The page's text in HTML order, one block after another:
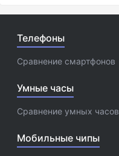
Телефоны
Сравнение смартфонов
Умные часы
Сравнение умных часов
Мобильные чипы